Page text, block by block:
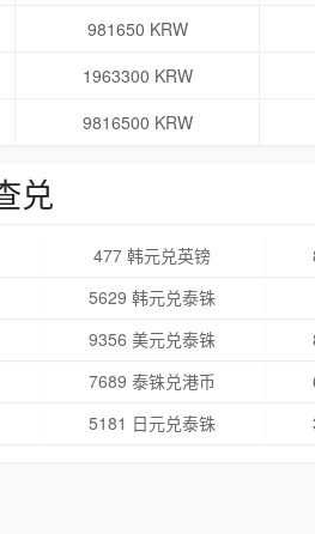
981650 KRW
1963300 KRW
9816500 KRW
兑
477 韩元兑英镑
5629 韩元兑泰铢
9356 美元兑泰铢
7689 泰铢兑港币
5181 日元兑泰铢